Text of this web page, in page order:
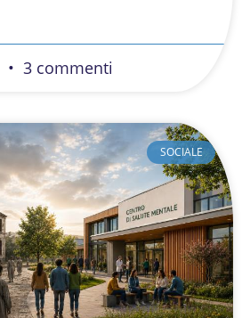
3 commenti
SOCIALE